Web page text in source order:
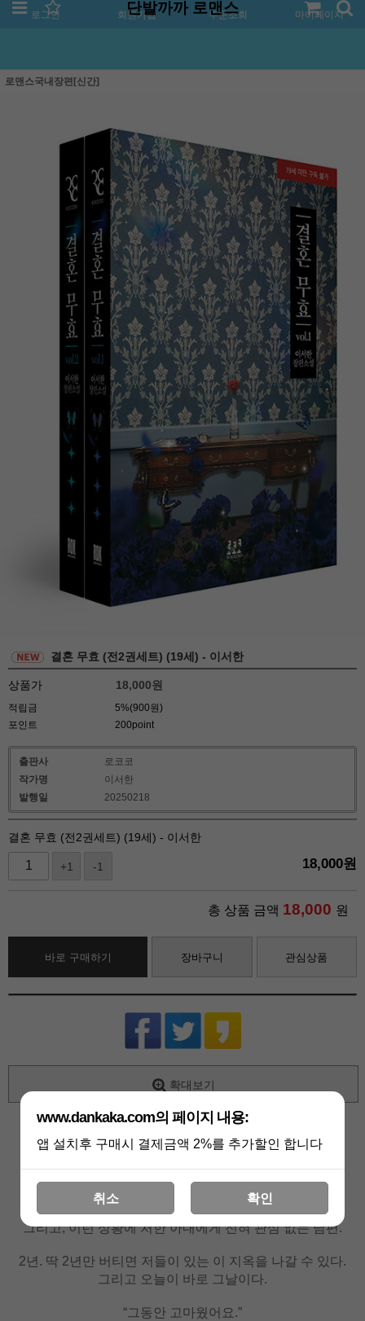
로그인 회원가입 주문조회 마이페이지
단발까까 로맨스
로맨스국내장편[신간]
결혼 무효 (전2권세트) (19세) - 이서한
상품가 18,000원
적립금
5%(900원)
포인트
200point
출판사
로코코
작가명
이서한
발행일
20250218
결혼 무효 (전2권세트) (19세) - 이서한
+1 -1 18,000원
총 상품 금액 18,000 원
바로 구매하기 장바구니 관심상품
확대보기
돈 때문에 재벌가에 딸을 시집보내 버린 부모님.
아이 소식 없는 손자며느리가 못마땅한 시할아버지.
기우는 집안 출신인 동서를 무시하고 깔보는 형님들.
그리고, 이런 상황에 처한 아내에게 전혀 관심 없는 남편.
2년. 딱 2년만 버티면 저들이 있는 이 지옥을 나갈 수 있다.
그리고 오늘이 바로 그날이다.
“그동안 고마웠어요.”
www.dankaka.com의 페이지 내용:
앱 설치후 구매시 결제금액 2%를 추가할인 합니다
취소 확인